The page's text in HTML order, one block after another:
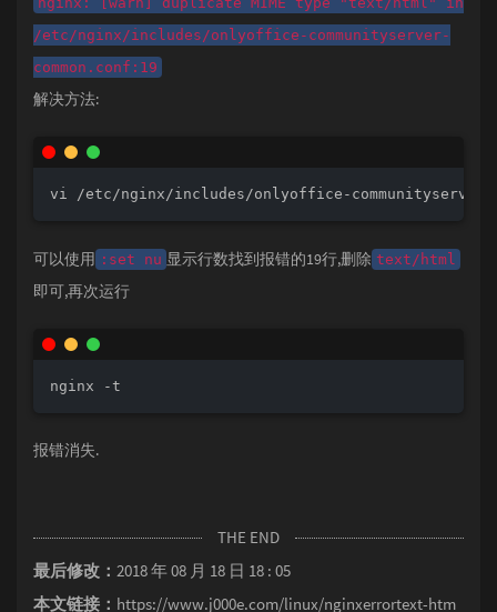
/etc/nginx/includes/onlyoffice-communityserver-
common.conf:19
解决方法:
vi /etc/nginx/includes/onlyoffice-communityserver-
可以使用 :set nu 显示行数找到报错的19行,删除 text/html
即可,再次运行
nginx -t
报错消失.
THE END
最后修改： 2018 年 08 月 18 日 18 : 05
本文链接： https://www.j000e.com/linux/nginxerrortext-htm